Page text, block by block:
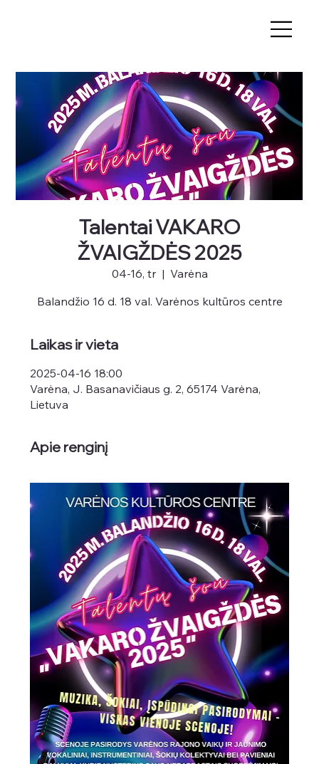
Talentai VAKARO
ŽVAIGŽDĖS 2025
04-16, tr
  |
Varėna
Balandžio 16 d. 18 val. Varėnos kultūros centre
Laikas ir vieta
2025-04-16 18:00
Varėna, J. Basanavičiaus g. 2, 65174 Varėna,
Lietuva
Apie renginį